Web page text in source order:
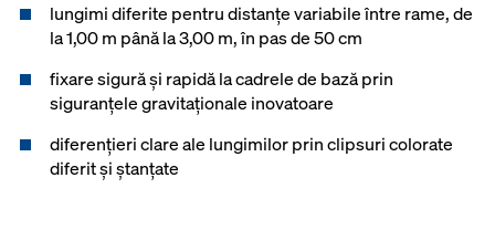
lungimi diferite pentru distanţe variabile între rame, de
la 1,00 m până la 3,00 m, în pas de 50 cm
fixare sigură şi rapidă la cadrele de bază prin
siguranțele gravitaționale inovatoare
diferenţieri clare ale lungimilor prin clipsuri colorate
diferit şi ștanțate